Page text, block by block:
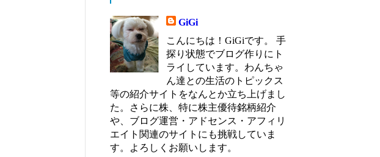
GiGi
こんにちは！GiGiです。 手
探り状態でブログ作りにト
ライしています。わんちゃ
ん達との生活のトピックス
等の紹介サイトをなんとか立ち上げまし
た。さらに株、特に株主優待銘柄紹介
や、ブログ運営・アドセンス・アフィリ
エイト関連のサイトにも挑戦していま
す。よろしくお願いします。